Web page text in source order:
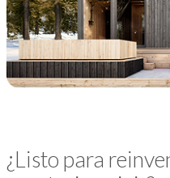
¿Listo para